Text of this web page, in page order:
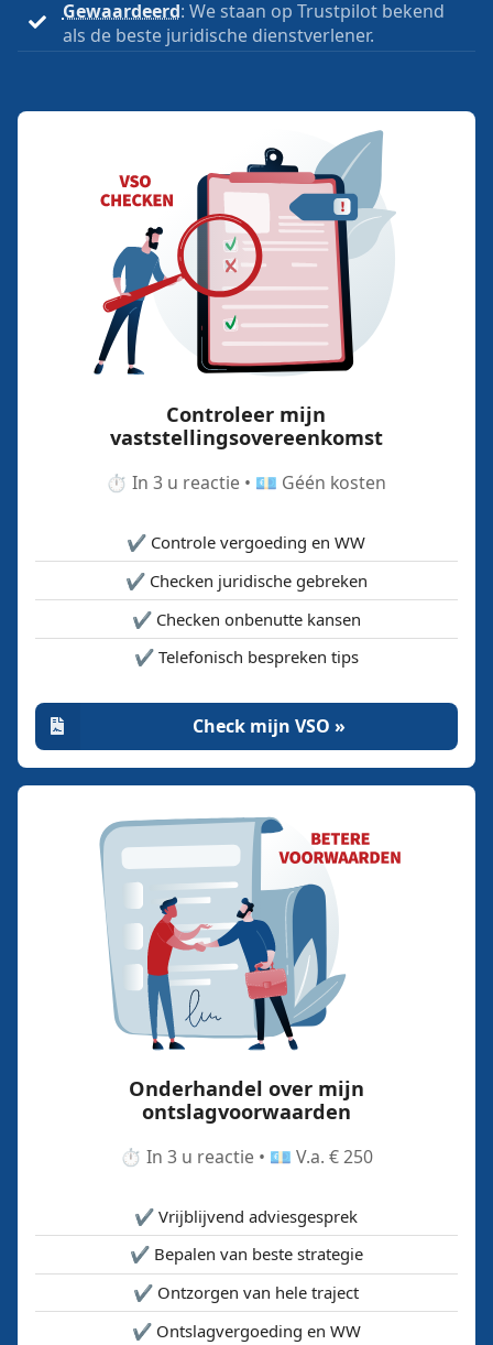
Gewaardeerd: We staan op Trustpilot bekend
als de beste juridische dienstverlener.
Controleer mijn
vaststellingsovereenkomst
⏱️ In 3 u reactie • 💶 Géén kosten
✔️ Controle vergoeding en WW
✔️ Checken juridische gebreken
✔️ Checken onbenutte kansen
✔️ Telefonisch bespreken tips
Check mijn VSO »
Onderhandel over mijn
ontslagvoorwaarden
⏱️ In 3 u reactie • 💶 V.a. € 250
✔️ Vrijblijvend adviesgesprek
✔️ Bepalen van beste strategie
✔️ Ontzorgen van hele traject
✔️ Ontslagvergoeding en WW